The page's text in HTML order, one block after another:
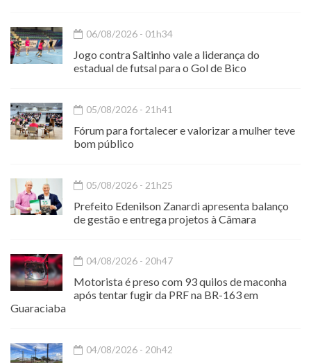
06/08/2026 - 01h34
Jogo contra Saltinho vale a liderança do
estadual de futsal para o Gol de Bico
05/08/2026 - 21h41
Fórum para fortalecer e valorizar a mulher teve
bom público
05/08/2026 - 21h25
Prefeito Edenilson Zanardi apresenta balanço
de gestão e entrega projetos à Câmara
04/08/2026 - 20h47
Motorista é preso com 93 quilos de maconha
após tentar fugir da PRF na BR-163 em
Guaraciaba
04/08/2026 - 20h42